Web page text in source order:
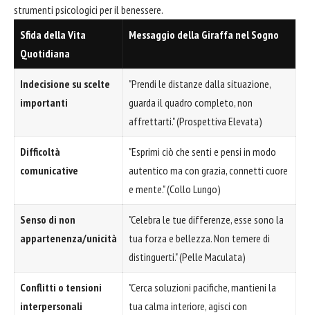
strumenti psicologici per il benessere.
Sfida della Vita
Quotidiana
Messaggio della Giraffa nel Sogno
Indecisione su scelte
importanti
"Prendi le distanze dalla situazione,
guarda il quadro completo, non
affrettarti." (Prospettiva Elevata)
Difficoltà
comunicative
"Esprimi ciò che senti e pensi in modo
autentico ma con grazia, connetti cuore
e mente." (Collo Lungo)
Senso di non
appartenenza/unicità
"Celebra le tue differenze, esse sono la
tua forza e bellezza. Non temere di
distinguerti." (Pelle Maculata)
Conflitti o tensioni
interpersonali
"Cerca soluzioni pacifiche, mantieni la
tua calma interiore, agisci con